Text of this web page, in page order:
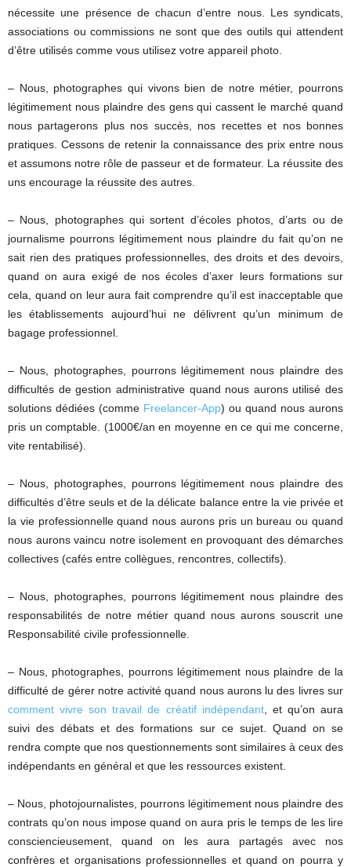
nécessite une présence de chacun d’entre nous. Les syndicats,
associations ou commissions ne sont que des outils qui attendent
d’être utilisés comme vous utilisez votre appareil photo.
– Nous, photographes qui vivons bien de notre métier, pourrons
légitimement nous plaindre des gens qui cassent le marché quand
nous partagerons plus nos succès, nos recettes et nos bonnes
pratiques. Cessons de retenir la connaissance des prix entre nous
et assumons notre rôle de passeur et de formateur. La réussite des
uns encourage la réussite des autres.
– Nous, photographes qui sortent d’écoles photos, d’arts ou de
journalisme pourrons légitimement nous plaindre du fait qu’on ne
sait rien des pratiques professionnelles, des droits et des devoirs,
quand on aura exigé de nos écoles d’axer leurs formations sur
cela, quand on leur aura fait comprendre qu’il est inacceptable que
les établissements aujourd’hui ne délivrent qu’un minimum de
bagage professionnel.
– Nous, photographes, pourrons légitimement nous plaindre des
difficultés de gestion administrative quand nous aurons utilisé des
solutions dédiées (comme Freelancer-App) ou quand nous aurons
pris un comptable. (1000€/an en moyenne en ce qui me concerne,
vite rentabilisé).
– Nous, photographes, pourrons légitimement nous plaindre des
difficultés d’être seuls et de la délicate balance entre la vie privée et
la vie professionnelle quand nous aurons pris un bureau ou quand
nous aurons vaincu notre isolement en provoquant des démarches
collectives (cafés entre collègues, rencontres, collectifs).
– Nous, photographes, pourrons légitimement nous plaindre des
responsabilités de notre métier quand nous aurons souscrit une
Responsabilité civile professionnelle.
– Nous, photographes, pourrons légitimement nous plaindre de la
difficulté de gérer notre activité quand nous aurons lu des livres sur
comment vivre son travail de créatif indépendant, et qu’on aura
suivi des débats et des formations sur ce sujet. Quand on se
rendra compte que nos questionnements sont similaires à ceux des
indépendants en général et que les ressources existent.
– Nous, photojournalistes, pourrons légitimement nous plaindre des
contrats qu’on nous impose quand on aura pris le temps de les lire
consciencieusement, quand on les aura partagés avec nos
confrères et organisations professionnelles et quand on pourra y